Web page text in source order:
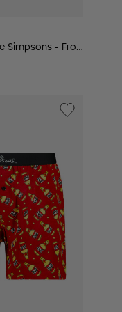
Pánske trenky The Simpsons - Frogies